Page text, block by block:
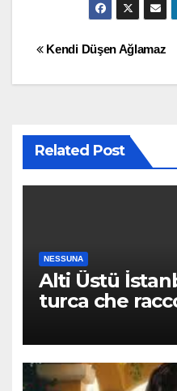
Post
navigation
Kendi Düşen Ağlamaz
Related Post
NESSUNA
Alti Üstü
turca che
per caso